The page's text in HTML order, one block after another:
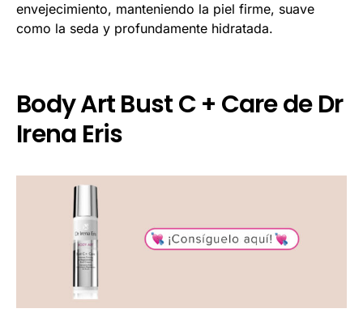
envejecimiento, manteniendo la piel firme, suave
como la seda y profundamente hidratada.
Body Art Bust C + Care de Dr
Irena Eris